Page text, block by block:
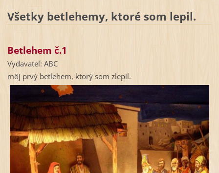
Všetky betlehemy, ktoré som lepil.
Betlehem č.1
Vydavateľ: ABC
môj prvý betlehem, ktorý som zlepil.